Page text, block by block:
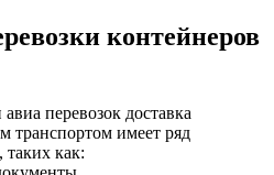
контейнеров
перевозок доставка
транспортом имеет ряд
как: